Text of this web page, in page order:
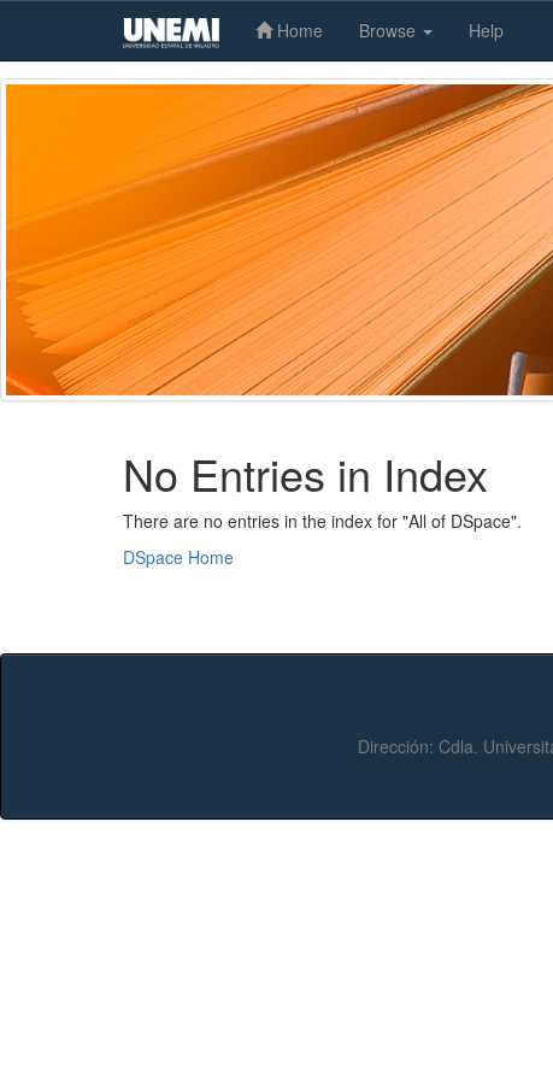
Skip
Home Browse Help
No Entries in Index
There are no entries in the index for "All of DSpace".
DSpace Home
Dirección: Cdla.